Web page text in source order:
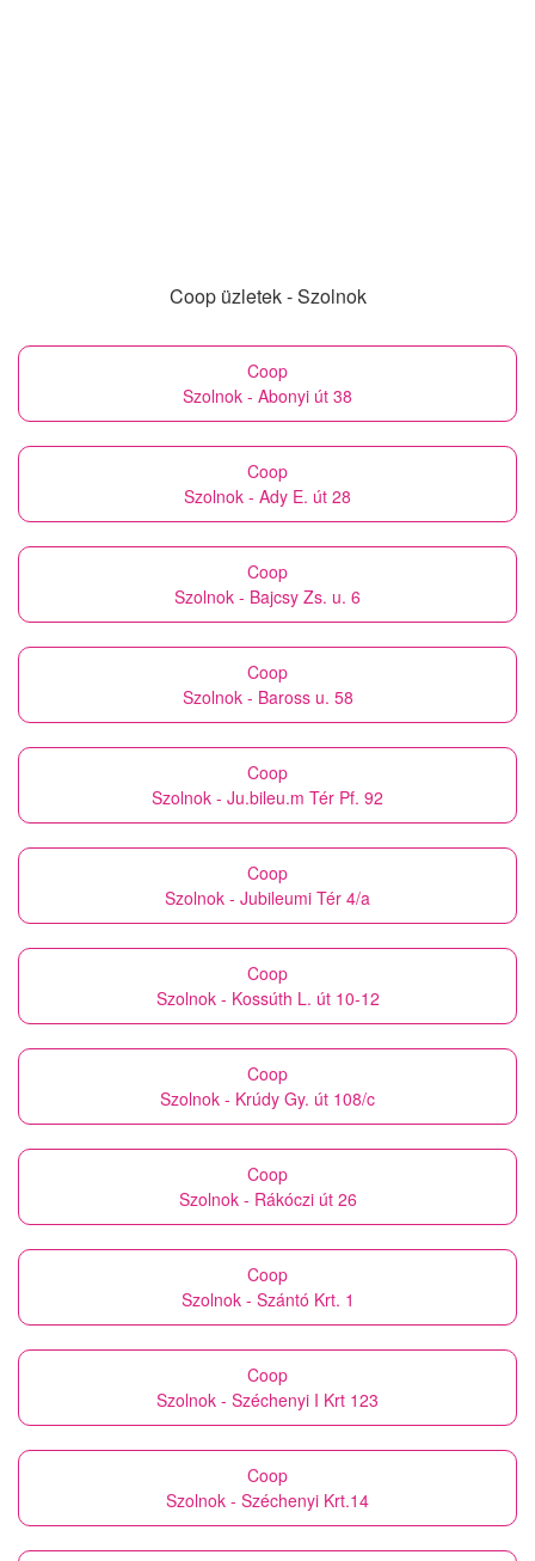
Coop üzletek - Szolnok
Coop
Szolnok - Abonyi út 38
Coop
Szolnok - Ady E. út 28
Coop
Szolnok - Bajcsy Zs. u. 6
Coop
Szolnok - Baross u. 58
Coop
Szolnok - Ju.bileu.m Tér Pf. 92
Coop
Szolnok - Jubileumi Tér 4/a
Coop
Szolnok - Kossúth L. út 10-12
Coop
Szolnok - Krúdy Gy. út 108/c
Coop
Szolnok - Rákóczi út 26
Coop
Szolnok - Szántó Krt. 1
Coop
Szolnok - Széchenyi I Krt 123
Coop
Szolnok - Széchenyi Krt.14